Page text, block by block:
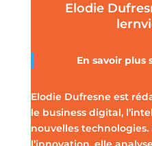
Elodie
En savoir plus
Elodie Dufresne est
le business digital,
nouvelles technologies.